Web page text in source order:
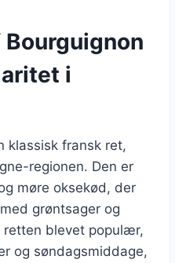
Bourguignon
i
klassisk fransk ret,
regionen. Den er
møre oksekød, der
grøntsager og
retten blevet populær,
og søndagsmiddage,